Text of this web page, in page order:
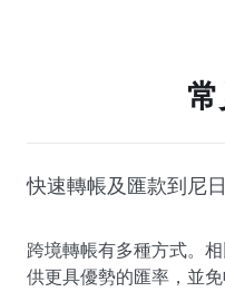
快速轉帳及匯款到尼
跨境轉帳有多種方式。
供更具優勢的匯率，並